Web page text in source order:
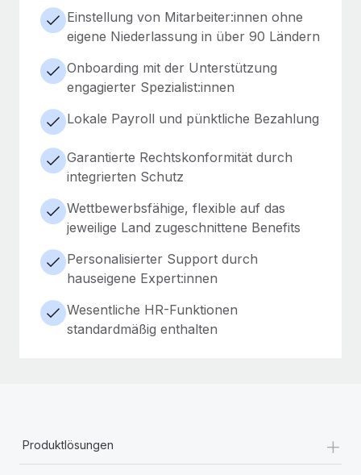
Einstellung von Mitarbeiter:innen ohne
eigene Niederlassung in über 90 Ländern
Onboarding mit der Unterstützung
engagierter Spezialist:innen
Lokale Payroll und pünktliche Bezahlung
Garantierte Rechtskonformität durch
integrierten Schutz
Wettbewerbsfähige, flexible auf das
jeweilige Land zugeschnittene Benefits
Personalisierter Support durch
hauseigene Expert:innen
Wesentliche HR-Funktionen
standardmäßig enthalten
Produktlösungen +